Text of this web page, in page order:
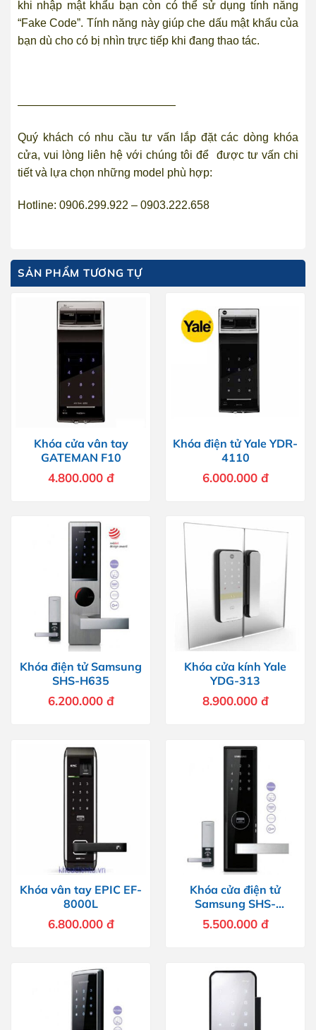
khi nhập mật khẩu bạn còn có thể sử dụng tính năng
“Fake Code”. Tính năng này giúp che dấu mật khẩu của
bạn dù cho có bị nhìn trực tiếp khi đang thao tác.
——————————————
Quý khách có nhu cầu tư vấn lắp đặt các dòng khóa
cửa, vui lòng liên hệ với chúng tôi để được tư vấn chi
tiết và lựa chọn những model phù hợp:
Hotline: 0906.299.922 – 0903.222.658
SẢN PHẨM TƯƠNG TỰ
Khóa cửa vân tay
GATEMAN F10
4.800.000 đ
Khóa điện tử Yale YDR-
4110
6.000.000 đ
Khóa điện tử Samsung
SHS-H635
6.200.000 đ
Khóa cửa kính Yale
YDG-313
8.900.000 đ
Khóa vân tay EPIC EF-
8000L
6.800.000 đ
Khóa cửa điện tử
Samsung SHS-
H505FMK/EN
5.500.000 đ